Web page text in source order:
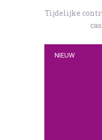
Tijdelijke
NIEUW